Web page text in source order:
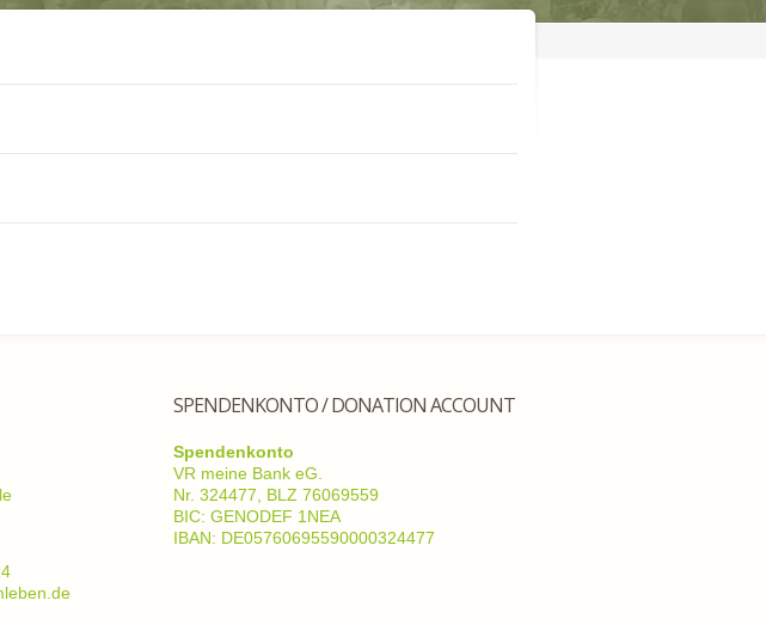
SPENDENKONTO / DONATION ACCOUNT
Spendenkonto
VR meine Bank eG.
Nr. 324477, BLZ 76069559
BIC: GENODEF 1NEA
IBAN: DE05760695590000324477